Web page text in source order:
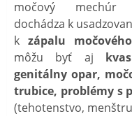
močový mechúr
dochádza k
k zápalu
môžu byť aj
genitálny opar,
trubice, problémy s
(tehotenstvo,